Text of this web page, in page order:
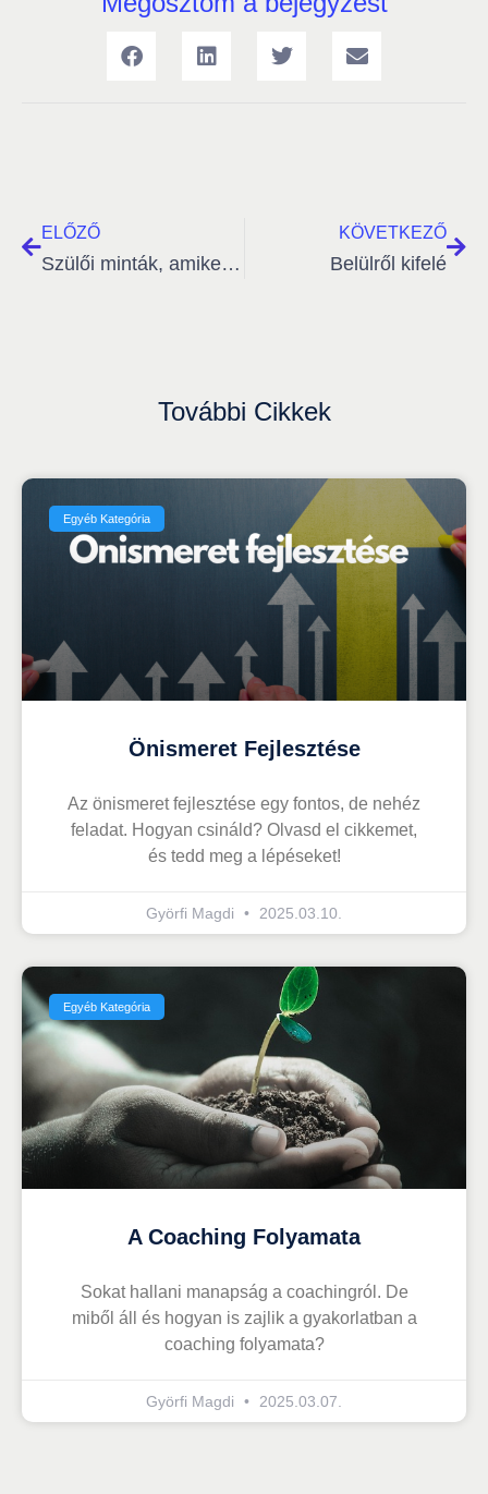
ELŐZŐ
Szülői minták, amiket viszünk tovább
KÖVETKEZŐ
Belülről kifelé
További Cikkek
Egyéb Kategória
Önismeret Fejlesztése
Az önismeret fejlesztése egy fontos, de nehéz
feladat. Hogyan csináld? Olvasd el cikkemet,
és tedd meg a lépéseket!
Györfi Magdi 2025.03.10.
Egyéb Kategória
A Coaching Folyamata
Sokat hallani manapság a coachingról. De
miből áll és hogyan is zajlik a gyakorlatban a
coaching folyamata?
Györfi Magdi 2025.03.07.